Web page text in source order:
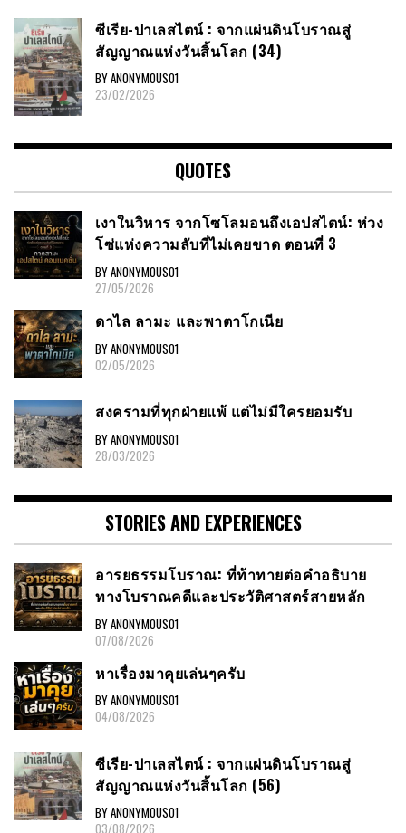
ซีเรีย​-ปาเลสไตน์​ : จากแผ่นดินโบราณสู่
สัญญาณ​แห่งวันสิ้นโลก​ (34)
BY ANONYMOUS01
23/02/2026
QUOTES
เงาในวิหาร จากโซโลมอนถึงเอปสไตน์: ห่วง
โซ่แห่งความลับที่ไม่เคยขาด ตอนที่ 3
BY ANONYMOUS01
27/05/2026
ดาไล ลามะ และพาตาโกเนีย
BY ANONYMOUS01
02/05/2026
สงครามที่ทุกฝ่ายแพ้ แต่ไม่มีใครยอมรับ
BY ANONYMOUS01
28/03/2026
STORIES AND EXPERIENCES
อารยธรรมโบราณ: ที่ท้าทายต่อคำอธิบาย
ทางโบราณคดีและประวัติศาสตร์สายหลัก
BY ANONYMOUS01
07/08/2026
หาเรื่องมาคุยเล่นๆครับ
BY ANONYMOUS01
04/08/2026
ซีเรีย-ปาเลสไตน์ : จากแผ่นดินโบราณสู่
สัญญาณแห่งวันสิ้นโลก (56)
BY ANONYMOUS01
03/08/2026